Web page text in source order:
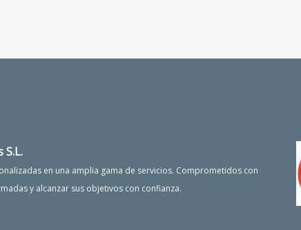
en una amplia gama de servicios. Comprometidos con
y alcanzar sus objetivos con confianza.